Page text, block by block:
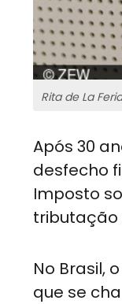
Rita de La
Após 30
desfecho
Imposto
tributação
No Brasil,
que se